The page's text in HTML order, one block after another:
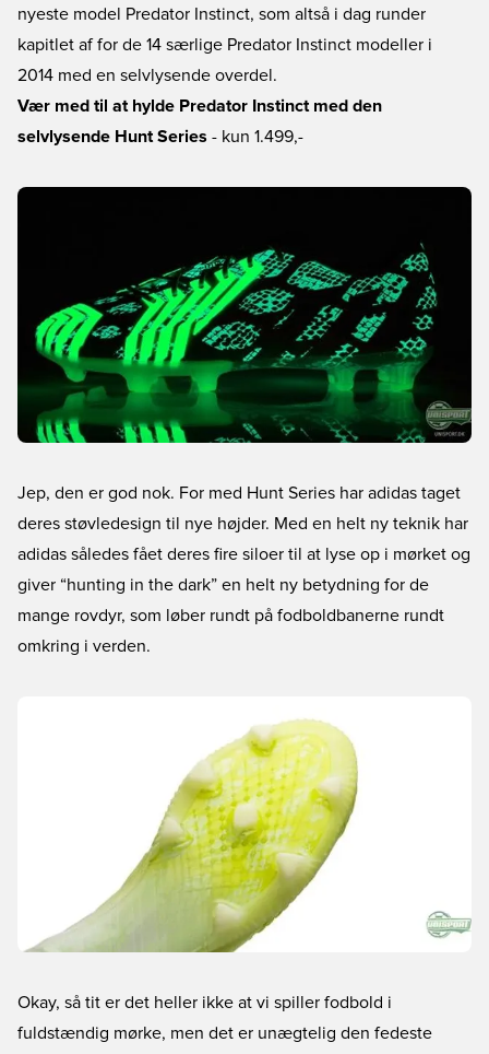
nyeste model Predator Instinct, som altså i dag runder
kapitlet af for de 14 særlige Predator Instinct modeller i
2014 med en selvlysende overdel.
Vær med til at hylde Predator Instinct med den
selvlysende Hunt Series - kun 1.499,-
Jep, den er god nok. For med Hunt Series har adidas taget
deres støvledesign til nye højder. Med en helt ny teknik har
adidas således fået deres fire siloer til at lyse op i mørket og
giver “hunting in the dark” en helt ny betydning for de
mange rovdyr, som løber rundt på fodboldbanerne rundt
omkring i verden.
Okay, så tit er det heller ikke at vi spiller fodbold i
fuldstændig mørke, men det er unægtelig den fedeste